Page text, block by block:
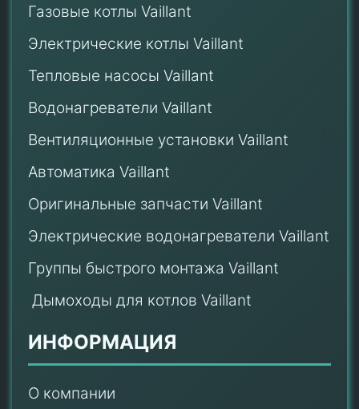
Газовые котлы Vaillant
Электрические котлы Vaillant
Тепловые насосы Vaillant
Водонагреватели Vaillant
Вентиляционные установки Vaillant
Автоматика Vaillant
Оригинальные запчасти Vaillant
Электрические водонагреватели Vaillant
Группы быстрого монтажа Vaillant
Дымоходы для котлов Vaillant
ИНФОРМАЦИЯ
О компании